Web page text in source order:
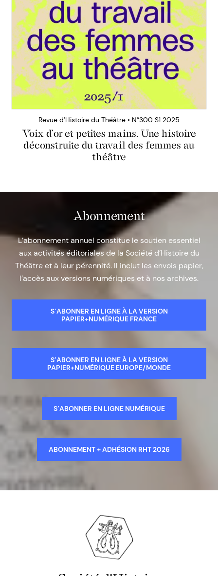
Revue d’Histoire du Théâtre • N°300 S1 2025
Voix d’or et petites mains. Une histoire
déconstruite du travail des femmes au
théâtre
Abonnement
L’abonnement annuel constitue le soutien essentiel
aux activités éditoriales de la Société d’Histoire du
Théâtre et à leur pérennité. Il inclut les envois papier,
l’accès aux versions numériques et à nos archives.
S’ABONNER EN LIGNE À LA VERSION
PAPIER+NUMÉRIQUE FRANCE
S’ABONNER EN LIGNE À LA VERSION
PAPIER+NUMÉRIQUE EUROPE/MONDE
S’ABONNER EN LIGNE NUMÉRIQUE
ABONNEMENT + ADHÉSION RHT 2026